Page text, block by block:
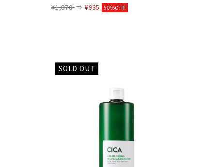
¥1,870⇒¥935 50%OFF
SOLD OUT